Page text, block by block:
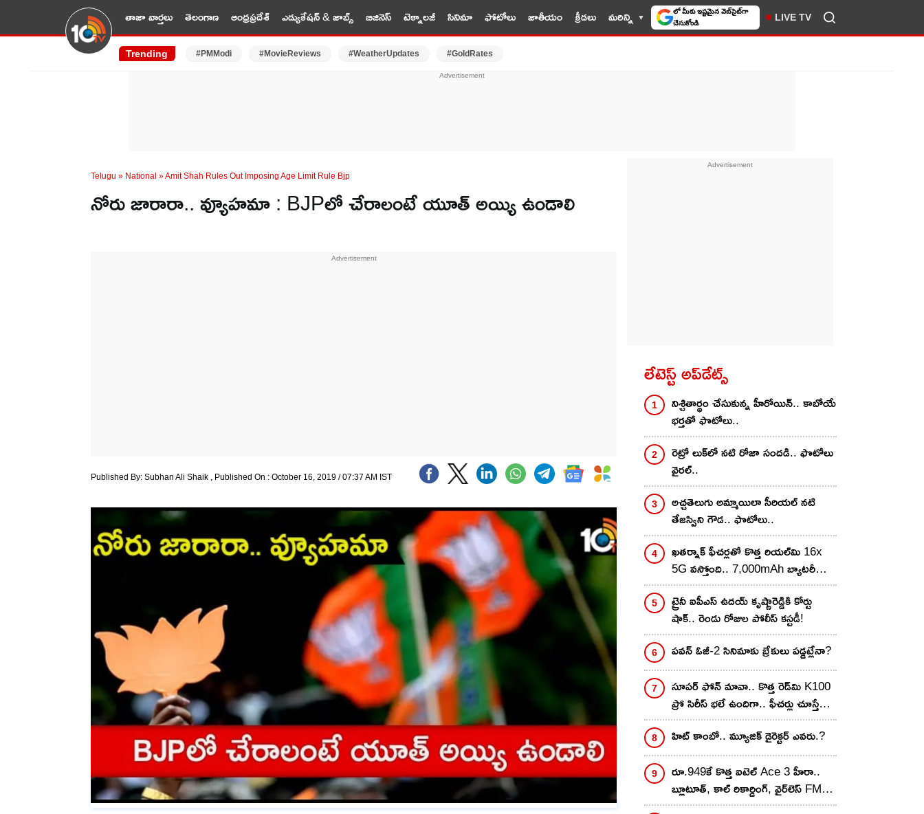
తాజా వార్తలు తెలంగాణ ఆంధ్రప్రదేశ్ ఎడ్యుకేషన్ & జాబ్స్ బిజినెస్ టెక్నాలజీ సినిమా ఫోటోలు జాతీయం క్రీడలు మరిన్ని 10TV సెలెక్ట్ చేసుకోండి LIVE TV
Trending #PMModi #MovieReviews #WeatherUpdates #GoldRates
Telugu » National »Amit Shah Rules Out Imposing Age Limit Rule Bjp
నోరు జారారా.. వ్యూహమా : BJPలో చేరాలంటే యూత్ అయ్యి ఉండాలి
Published By: Subhan Ali Shaik , Published On : October 16, 2019 / 07:37 AM IST
లేటెస్ట్ అప్‌డేట్స్
నిశ్చితార్థం చేసుకున్న హీరోయిన్.. కాబోయే
భర్తతో ఫొటోలు..
రెట్రో లుక్‌లో నటి రోజా సందడి.. ఫొటోలు
వైరల్..
అచ్చతెలుగు అమ్మాయిలా సీరియల్ నటి
తేజస్విని గౌడ.. ఫొటోలు..
ఖతర్నాక్ ఫీచర్లతో కొత్త రియల్‌మి 16x
5G వస్తోంది.. 7,000mAh బ్యాటరీ
అదుర్స్, లాంచ్ ఎప్పుడంటే?
ట్రైనీ ఐపీఎస్ ఉదయ్ కృష్ణారెడ్డికి కోర్టు
షాక్.. రెండు రోజుల పోలీస్ కస్టడీ!
పవన్ ఓజీ-2 సినిమాకు బ్రేకులు పడ్డట్లేనా?
సూపర్ ఫోన్ మావా.. కొత్త రెడ్‌మి K100
ప్రో సిరీస్ భలే ఉందిగా.. ఫీచర్లు చూస్తే
ఫిదానే.. ఫుల్ డిటెయిల్స్!
హిట్ కాంబో.. మ్యూజిక్ డైరెక్టర్ ఎవరు.?
రూ.949కే కొత్త ఐటెల్ Ace 3 హీరా..
బ్లూటూత్, కాల్ రికార్డింగ్, వైర్‌లెస్ FMతో
అదిరే ఫీచర్ ఫోన్!